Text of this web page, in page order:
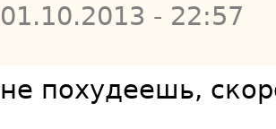
01.10.2013 - 22:57
не похудеешь,